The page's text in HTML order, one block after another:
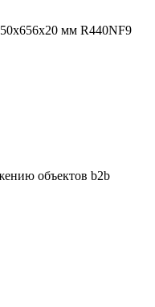
мм R440NF9
объектов b2b